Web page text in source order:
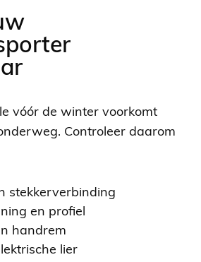
vóór de winter voorkomt
Controleer daarom
stekkerverbinding
en profiel
handrem
lier